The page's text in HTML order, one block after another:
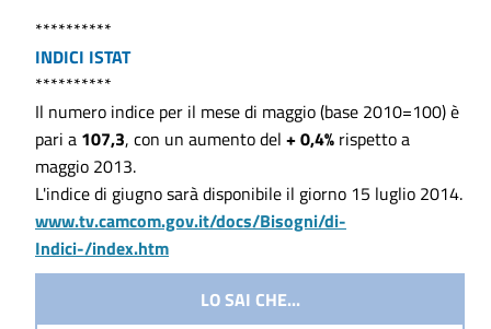
**********
INDICI ISTAT
**********
Il numero indice per il mese di maggio (base 2010=100) è
pari a 107,3, con un aumento del + 0,4% rispetto a
maggio 2013.
L'indice di giugno sarà disponibile il giorno 15 luglio 2014.
www.tv.camcom.gov.it/docs/Bisogni/di-
Indici-/index.htm
LO SAI CHE...